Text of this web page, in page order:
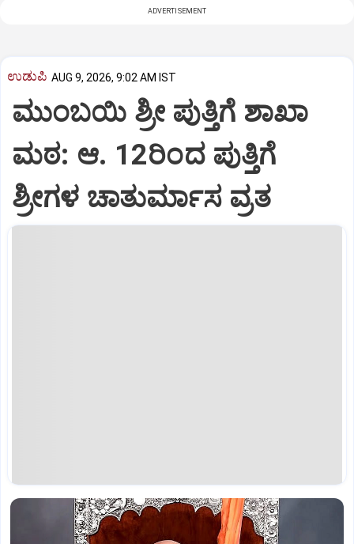
ADVERTISEMENT
ಉಡುಪಿ AUG 9, 2026, 9:02 AM IST
ಮುಂಬಯಿ ಶ್ರೀ ಪುತ್ತಿಗೆ ಶಾಖಾ
ಮಠ: ಆ. 12ರಿಂದ ಪುತ್ತಿಗೆ
ಶ್ರೀಗಳ ಚಾತುರ್ಮಾಸ ವ್ರತ